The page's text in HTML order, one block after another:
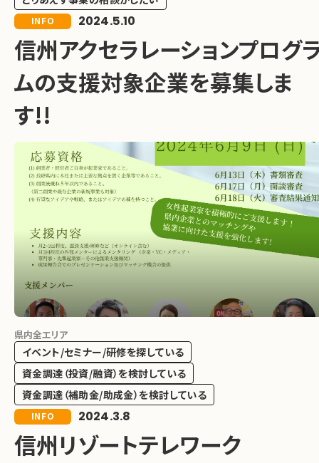
INFO 2024.5.10
信州アクセラレーションプログ
ムの支援対象企業を募集しま
す!!
県内全エリア
イベント/セミナー/研修を探している
資金調達（投資/融資）を検討している
資金調達（補助金/助成金）を検討している
INFO 2024.3.8
信州リゾートテレワーク